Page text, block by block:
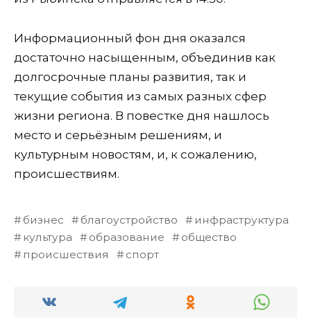
Информационный фон дня оказался
достаточно насыщенным, объединив как
долгосрочные планы развития, так и
текущие события из самых разных сфер
жизни региона. В повестке дня нашлось
место и серьёзным решениям, и
культурным новостям, и, к сожалению,
происшествиям.
бизнес благоустройство
инфраструктура
культура
образование
общество
происшествия
спорт